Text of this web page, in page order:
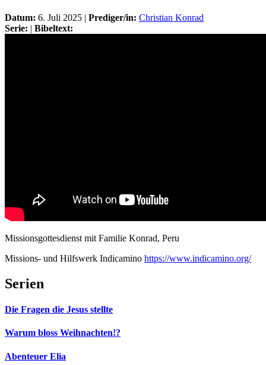
Datum: 6. Juli 2025 | Prediger/in: Christian Konrad
Serie: | Bibeltext:
Missionsgottesdienst mit Familie Konrad, Peru
Missions- und Hilfswerk Indicamino https://www.indicamino.org/
Serien
Die Fragen die Jesus stellte
Warum bloss Weihnachten!?
Abenteuer Elia